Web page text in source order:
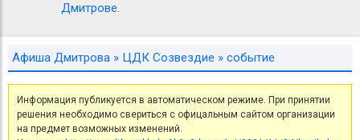
Афиша Дмитрова » ЦДК Созвездие » событие
Информация публикуется в автоматическом режиме. При принятии
решения необходимо свериться с офицальным сайтом организации
на предмет возможных изменений.